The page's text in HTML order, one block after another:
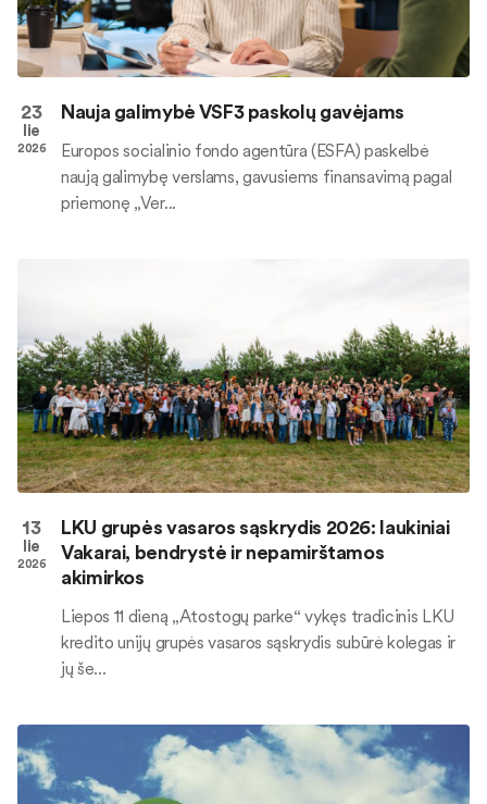
23
lie
2026
Nauja galimybė VSF3 paskolų gavėjams
Europos socialinio fondo agentūra (ESFA) paskelbė
naują galimybę verslams, gavusiems finansavimą pagal
priemonę „Ver...
13
lie
2026
LKU grupės vasaros sąskrydis 2026: laukiniai
Vakarai, bendrystė ir nepamirštamos
akimirkos
Liepos 11 dieną „Atostogų parke“ vykęs tradicinis LKU
kredito unijų grupės vasaros sąskrydis subūrė kolegas ir
jų še...